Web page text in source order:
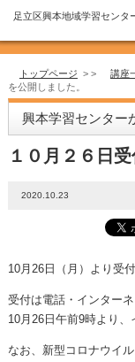
トップページ > > 講座
を公開しました。
興本学習センター
１０月２６日
2020.10.23
10月26日（月）より受
受付は電話・インター
10月26日午前9時より、
なお、新型コロナウイ